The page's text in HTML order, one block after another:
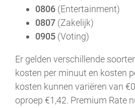
0806(Entertainment)
0807(Zakelijk)
0905(Voting)
Er gelden verschillende
kosten per minuut en kosten
kosten kunnen variëren van
oproep €1,42. Premium Rate